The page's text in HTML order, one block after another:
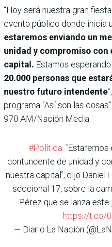
“Hoy será nuestra gran
evento público donde inicia
estaremos enviando un
unidad y compromiso con
capital. Estamos esperando
20.000 personas que
nuestro futuro intendente
programa “Así son las
970 AM/Nación Media.
#Política. "Estaremos
contundente de unidad y
nuestra capital", dijo Daniel
seccional 17, sobre la
Pérez que se lanza este
https://t.co/
— Diario La Nación